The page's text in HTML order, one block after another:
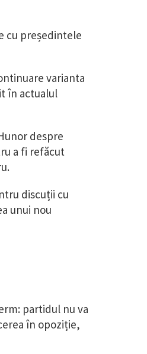
cu președintele
varianta
în actualul
despre
a fi refăcut
discuții cu
unui nou
partidul nu va
în opoziție,